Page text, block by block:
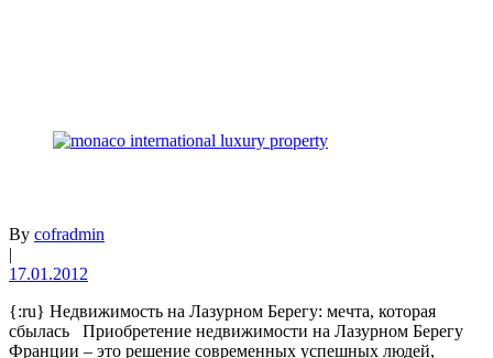
By cofradmin
|
17.01.2012
{:ru} Недвижимость на Лазурном Берегу: мечта, которая
сбылась Приобретение недвижимости на Лазурном Берегу
Франции – это решение современных успешных людей,